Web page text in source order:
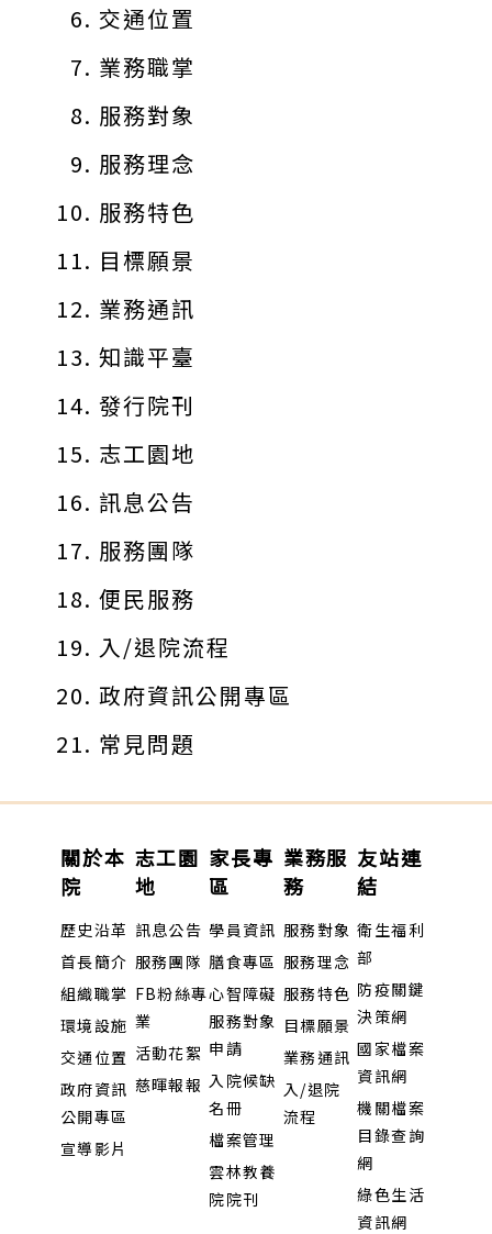
交通位置
業務職掌
服務對象
服務理念
服務特色
目標願景
業務通訊
知識平臺
發行院刊
志工園地
訊息公告
服務團隊
便民服務
入/退院流程
政府資訊公開專區
常見問題
關於本
院
歷史沿革
首長簡介
組織職掌
環境設施
交通位置
政府資訊
公開專區
宣導影片
志工園
地
訊息公告
服務團隊
FB粉絲專
業
活動花絮
慈暉報報
家長專
區
學員資訊
膳食專區
心智障礙
服務對象
申請
入院候缺
名冊
檔案管理
雲林教養
院院刊
業務服
務
服務對象
服務理念
服務特色
目標願景
業務通訊
入/退院
流程
友站連
結
衛生福利
部
防疫關鍵
決策網
國家檔案
資訊網
機關檔案
目錄查詢
網
綠色生活
資訊網